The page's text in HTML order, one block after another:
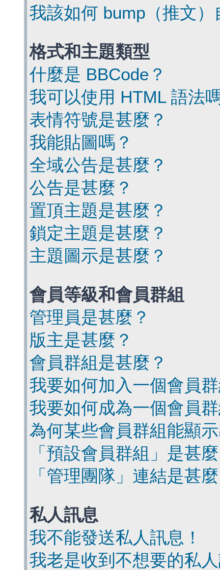
我該如何 bump（推文
格式和主題類型
什麼是 BBCode？
我可以使用 HTML 語法
表情符號是甚麼？
我能貼圖嗎？
全域公告是甚麼？
公告是甚麼？
置頂主題是甚麼？
鎖定主題是甚麼？
主題圖示是甚麼？
會員等級和會員群組
管理員是甚麼？
版主是甚麼？
會員群組是甚麼？
我要如何加入一個會員
我要如何成為一個會員
為何某些會員群組能顯
「預設會員群組」是甚
「管理團隊」連結是甚
私人訊息
我不能發送私人訊息！
我老是收到不想要的私